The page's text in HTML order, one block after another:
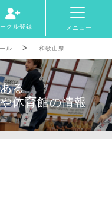
クル登録 メニュー
ル 和歌山県
る
体育館の情報